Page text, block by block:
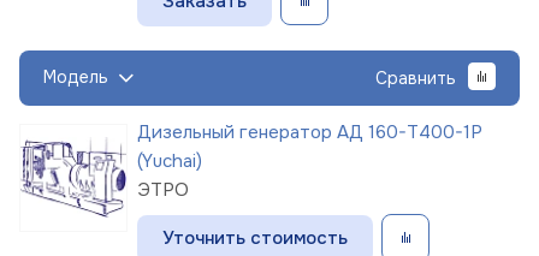
Модель Сравнить
Дизельный генератор АД 160-Т400-1Р
(Yuchai)
ЭТРО
Уточнить стоимость